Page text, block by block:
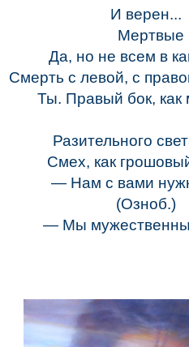
И верен...
Мертвые
Да, но не всем в
Смерть с левой, с
Ты. Правый бок, как
Разительного
Смех, как
— Нам с вами
(Озноб.)
— Мы